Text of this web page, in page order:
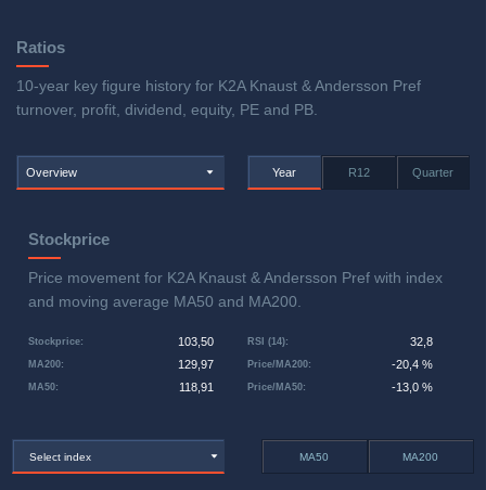
Ratios
10-year key figure history for K2A Knaust & Andersson Pref
turnover, profit, dividend, equity, PE and PB.
Overview Year R12 Quarter
Stockprice
Price movement for K2A Knaust & Andersson Pref with index
and moving average MA50 and MA200.
Stockprice: 103,50
MA50: 118,91
MA200: 129,97 Price/MA200: -20,4 %
RSI (14): 32,8
Price/MA50: -13,0 %
Select index MA50 MA200